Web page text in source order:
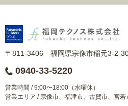
〒811-3406 福岡県宗像市稲元3-2-
0940-33-5220
営業時間 / 9:00〜18:00（水曜休）
営業エリア / 宗像市、福津市、古賀市、宮若